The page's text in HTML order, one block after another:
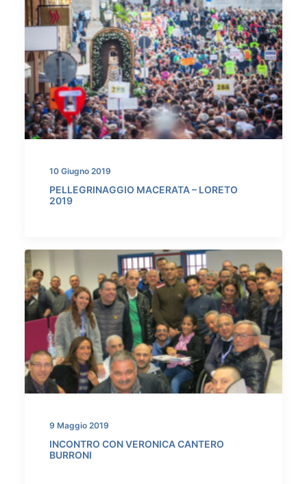
10 Giugno 2019
PELLEGRINAGGIO MACERATA – LORETO
2019
9 Maggio 2019
INCONTRO CON VERONICA CANTERO
BURRONI